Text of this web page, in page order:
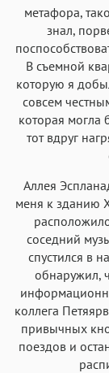
метафора,
знал,
В съемной
которую я
совсем
которая могла
тот вдруг
Аллея
меня к зданию
соседний
спустился в
обнаружил,
коллега
привычных
поездов и